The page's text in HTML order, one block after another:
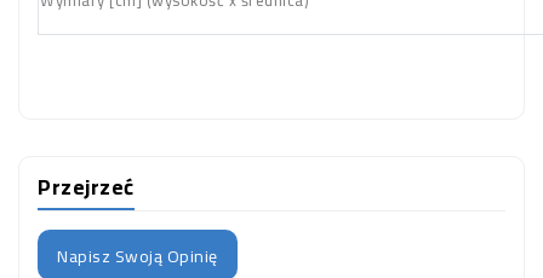
Przejrzeć
Napisz Swoją Opinię